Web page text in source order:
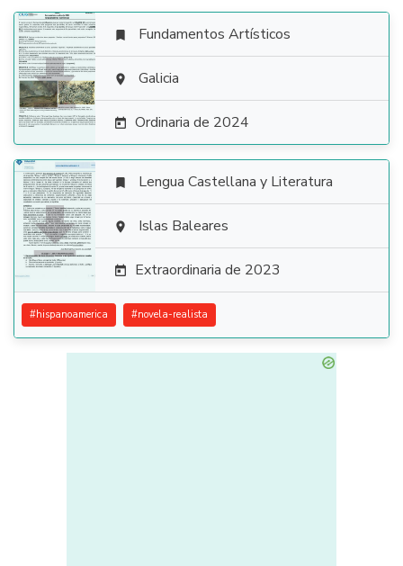

 Fundamentos Artísticos
 Galicia
 Ordinaria de 2024

 Lengua Castellana y Literatura
 Islas Baleares
 Extraordinaria de 2023
#hispanoamerica #novela-realista